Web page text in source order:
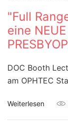
"Full
eine
DOC Booth
am OPHTEC
Weiterlesen